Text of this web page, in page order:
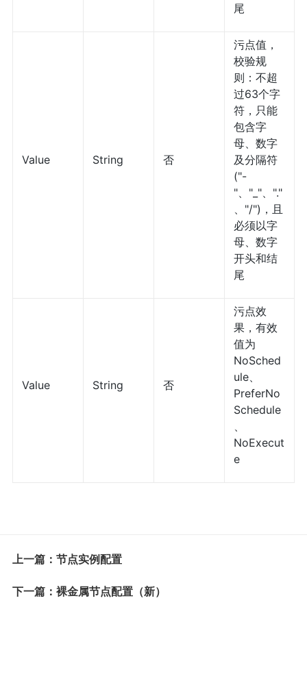
尾
Value String 否
污点值，
校验规
则：不超
过63个字
符，只能
包含字
母、数字
及分隔符
("-
"、"_"、"."
、"/")，且
必须以字
母、数字
开头和结
尾
Value String 否
污点效
果，有效
值为
NoSched
ule、
PreferNo
Schedule
、
NoExecut
e
上一篇：节点实例配置
下一篇：裸金属节点配置（新）